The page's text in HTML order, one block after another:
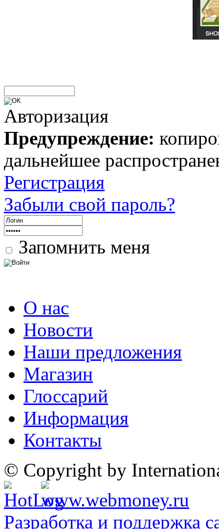
Авторизация
Предупреждение:
дальнейшее
Регистрация
Забыли свой пароль?
Запомнить меня
О нас
Новости
Наши предложения
Магазин
Глоссарий
Информация
Контакты
© Copyright by
Разработка и поддержка